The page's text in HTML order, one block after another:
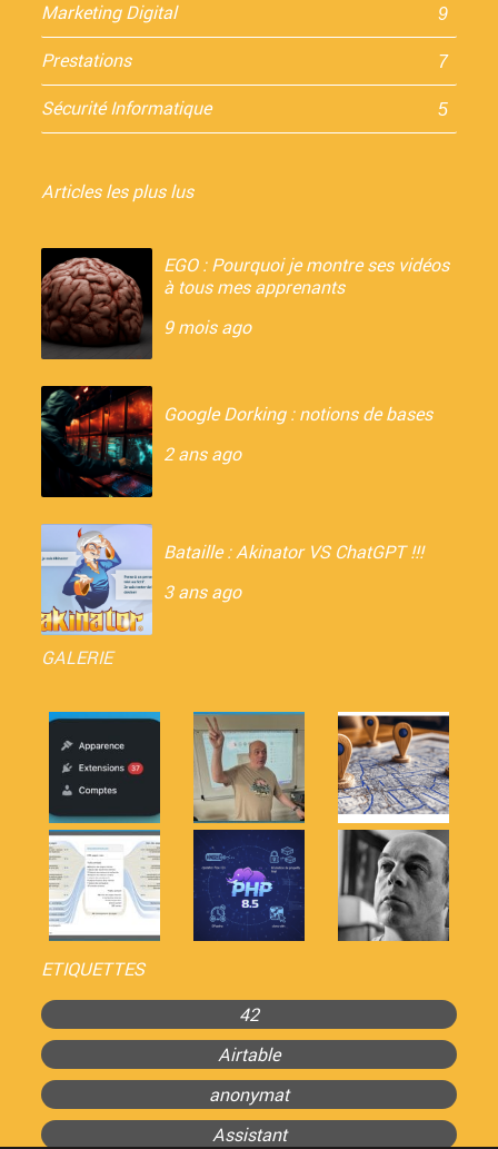
Marketing Digital 9
Prestations 7
Sécurité Informatique 5
Articles les plus lus
EGO : Pourquoi je montre ses vidéos
à tous mes apprenants
9 mois ago
Google Dorking : notions de bases
2 ans ago
Bataille : Akinator VS ChatGPT !!!
3 ans ago
GALERIE
ETIQUETTES
42
Airtable
anonymat
Assistant